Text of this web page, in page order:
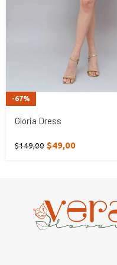
-67%
Gloria Dress
$149,00 $49,00